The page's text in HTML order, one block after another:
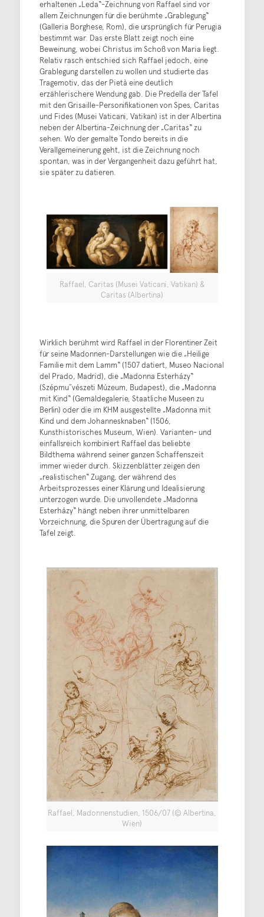
erhaltenen „Leda“-Zeichnung von Raffael sind vor
allem Zeichnungen für die berühmte „Grablegung“
(Galleria Borghese, Rom), die ursprünglich für Perugia
bestimmt war. Das erste Blatt zeigt noch eine
Beweinung, wobei Christus im Schoß von Maria liegt.
Relativ rasch entschied sich Raffael jedoch, eine
Grablegung darstellen zu wollen und studierte das
Tragemotiv, das der Pietà eine deutlich
erzählerischere Wendung gab. Die Predella der Tafel
mit den Grisaille-Personifikationen von Spes, Caritas
und Fides (Musei Vaticani, Vatikan) ist in der Albertina
neben der Albertina-Zeichnung der „Caritas“ zu
sehen. Wo der gemalte Tondo bereits in die
Verallgemeinerung geht, ist die Zeichnung noch
spontan, was in der Vergangenheit dazu geführt hat,
sie später zu datieren.
Raffael, Caritas (Musei Vaticani, Vatikan) &
Caritas (Albertina)
Wirklich berühmt wird Raffael in der Florentiner Zeit
für seine Madonnen-Darstellungen wie die „Heilige
Familie mit dem Lamm“ (1507 datiert, Museo Nacional
del Prado, Madrid), die „Madonna Esterházy“
(Szépmu˝vészeti Múzeum, Budapest), die „Madonna
mit Kind“ (Gemäldegalerie, Staatliche Museen zu
Berlin) oder die im KHM ausgestellte „Madonna mit
Kind und dem Johannesknaben“ (1506,
Kunsthistorisches Museum, Wien). Varianten- und
einfallsreich kombiniert Raffael das beliebte
Bildthema während seiner ganzen Schaffenszeit
immer wieder durch. Skizzenblätter zeigen den
„realistischen“ Zugang, der während des
Arbeitsprozesses einer Klärung und Idealisierung
unterzogen wurde. Die unvollendete „Madonna
Esterházy“ hängt neben ihrer unmittelbaren
Vorzeichnung, die Spuren der Übertragung auf die
Tafel zeigt.
Raffael, Madonnenstudien, 1506/07 (© Albertina,
Wien)